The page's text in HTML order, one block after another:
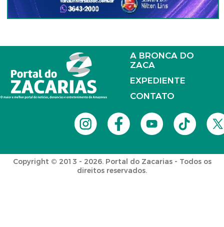
A BRONCA DO
ZACA
EXPEDIENTE
CONTATO
Copyright © 2013 - 2026. Portal do Zacarias - Todos os
direitos reservados.